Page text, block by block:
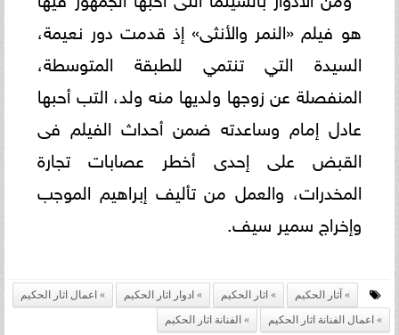
هو فيلم «النمر والأنثى» إذ قدمت دور نعيمة،
السيدة التي تنتمي للطبقة المتوسطة،
المنفصلة عن زوجها ولديها منه ولد، التب أحبها
عادل إمام وساعدته ضمن أحداث الفيلم فى
القبض على إحدى أخطر عصابات تجارة
المخدرات، والعمل من تأليف إبراهيم الموجب
وإخراج سمير سيف.
آثار الحكيم اثار الحكيم ادوار اثار الحكيم
اعمال اثار الحكيم
اعمال الفنانة اثار الحكيم
الفنانة اثار الحكيم